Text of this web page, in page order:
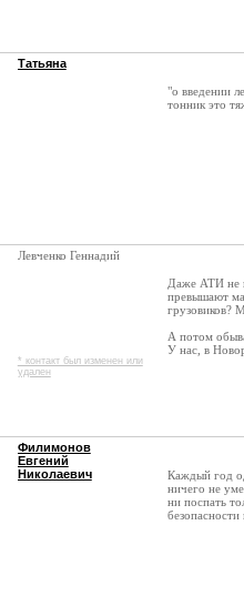
Татьяна
"о введении
тонник это
Левченко Геннадий
* контакт был изменен или
удален
Даже АТИ не в
превышают
грузовиков?
А потом
У нас, в
Филимонов
Евгений
Николаевич
Каждый год
ничего не
ни поспать